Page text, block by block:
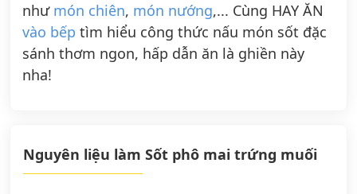
như món chiên, món nướng,... Cùng HAY ĂN
vào bếp tìm hiểu công thức nấu món sốt đặc
sánh thơm ngon, hấp dẫn ăn là ghiền này
nha!
Nguyên liệu làm Sốt phô mai trứng muối